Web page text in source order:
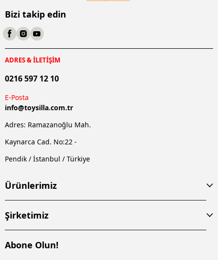
Bizi takip edin
ADRES & İLETİŞİM
0216 597 12 10
E-Posta
info@toysilla.com.tr
Adres: Ramazanoğlu Mah.
Kaynarca Cad. No:22 -
Pendik / İstanbul / Türkiye
Ürünlerimiz
Şirketimiz
Abone Olun!